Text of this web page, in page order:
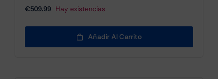
€509.99 Hay existencias
Añadir Al Carrito